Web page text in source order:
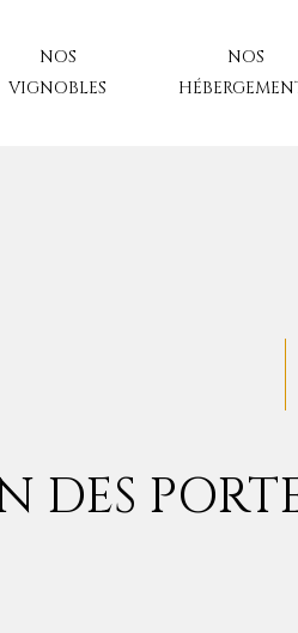
NOS
VIGNOBLES
NOS
DES